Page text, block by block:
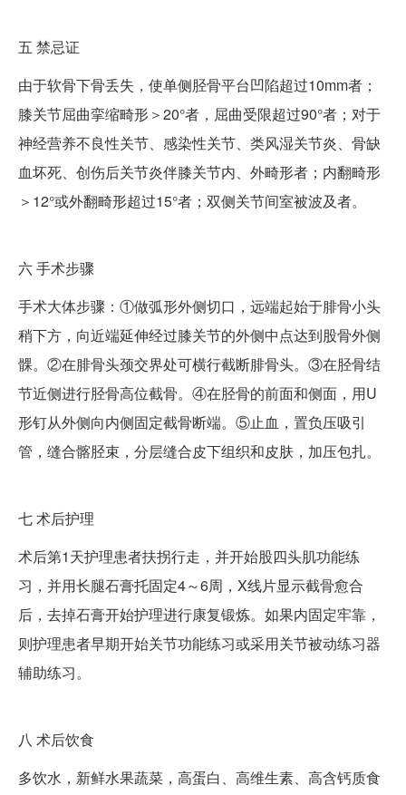
五 禁忌证
由于软骨下骨丢失，使单侧胫骨平台凹陷超过10mm者；
膝关节屈曲挛缩畸形＞20°者，屈曲受限超过90°者；对于
神经营养不良性关节、感染性关节、类风湿关节炎、骨缺
血坏死、创伤后关节炎伴膝关节内、外畸形者；内翻畸形
＞12°或外翻畸形超过15°者；双侧关节间室被波及者。
六手术步骤
手术大体步骤：①做弧形外侧切口，远端起始于腓骨小头
稍下方，向近端延伸经过膝关节的外侧中点达到股骨外侧
髁。②在腓骨头颈交界处可横行截断腓骨头。③在胫骨结
节近侧进行胫骨高位截骨。④在胫骨的前面和侧面，用U
形钉从外侧向内侧固定截骨断端。⑤止血，置负压吸引
管，缝合髂胫束，分层缝合皮下组织和皮肤，加压包扎。
七术后护理
术后第1天护理患者扶拐行走，并开始股四头肌功能练
习，并用长腿石膏托固定4～6周，X线片显示截骨愈合
后，去掉石膏开始护理进行康复锻炼。如果内固定牢靠，
则护理患者早期开始关节功能练习或采用关节被动练习器
辅助练习。
八 术后饮食
多饮水，新鲜水果蔬菜，高蛋白、高维生素、高含钙质食